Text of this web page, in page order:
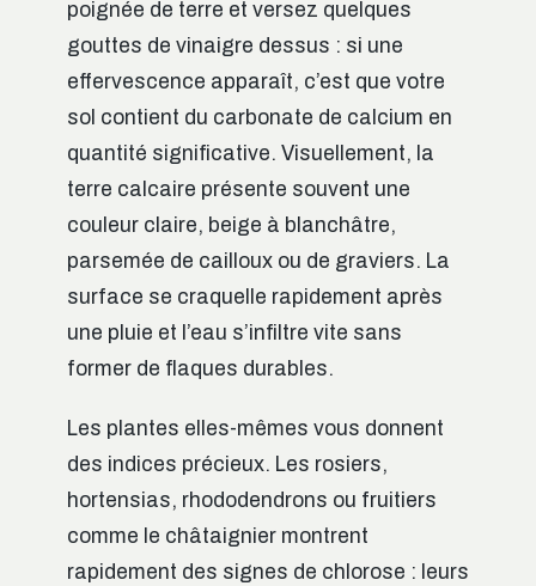
poignée de terre et versez quelques
gouttes de vinaigre dessus : si une
effervescence apparaît, c’est que votre
sol contient du carbonate de calcium en
quantité significative. Visuellement, la
terre calcaire présente souvent une
couleur claire, beige à blanchâtre,
parsemée de cailloux ou de graviers. La
surface se craquelle rapidement après
une pluie et l’eau s’infiltre vite sans
former de flaques durables.
Les plantes elles-mêmes vous donnent
des indices précieux. Les rosiers,
hortensias, rhododendrons ou fruitiers
comme le châtaignier montrent
rapidement des signes de chlorose : leurs